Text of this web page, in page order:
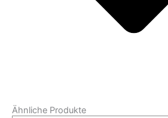
Ähnliche Produkte